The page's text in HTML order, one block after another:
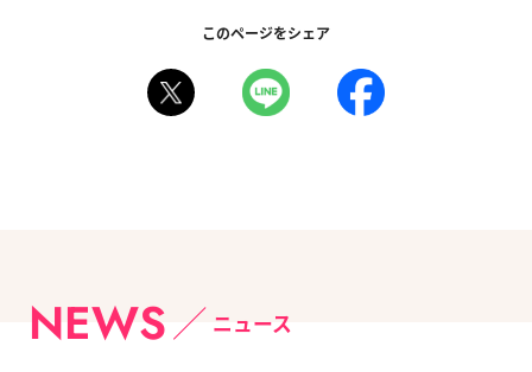
このページをシェア
NEWS ニュース